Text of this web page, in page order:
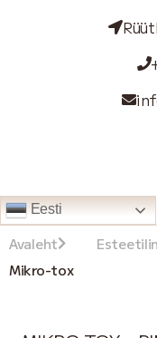
Eesti
Avaleht
Mikro-tox